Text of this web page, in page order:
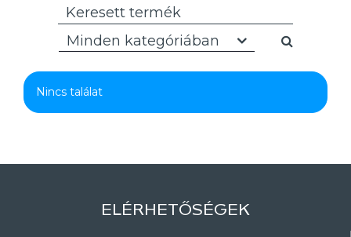
Minden kategóriában
Nincs találat
ELÉRHETŐSÉGEK